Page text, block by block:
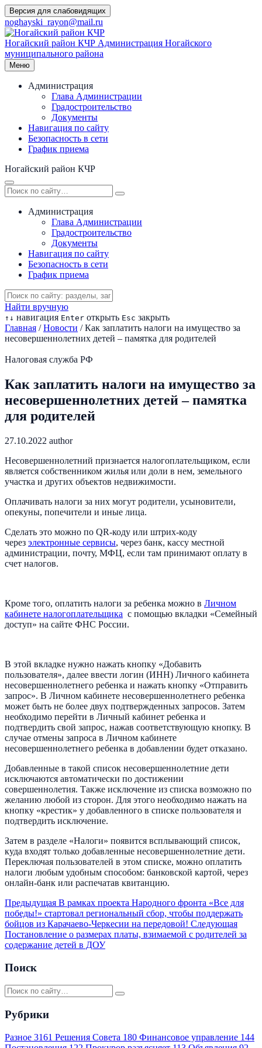
Перейти
к
содержимому
Версия для слабовидящих
noghayski_rayon@mail.ru
Ногайский район КЧР Администрация Ногайского
муниципального района
Меню
Администрация
Глава Администрации
Градостроительство
Документы
Навигация по сайту
Безопасность в сети
График приема
Ногайский район КЧР
Администрация
Глава Администрации
Градостроительство
Документы
Навигация по сайту
Безопасность в сети
График приема
Найти вручную
↑ ↓ навигация Enter открыть Esc закрыть
Главная / Новости / Как заплатить налоги на имущество за
несовершеннолетних детей – памятка для родителей
Налоговая служба РФ
Как заплатить налоги на имущество за
несовершеннолетних детей – памятка
для родителей
27.10.2022 author
Несовершеннолетний признается налогоплательщиком, если
является собственником жилья или доли в нем, земельного
участка и других объектов недвижимости.
Оплачивать налоги за них могут родители, усыновители,
опекуны, попечители и иные лица.
Сделать это можно по QR-коду или штрих-коду
через электронные сервисы, через банк, кассу местной
администрации, почту, МФЦ, если там принимают оплату в
счет налогов.
Кроме того, оплатить налоги за ребенка можно в Личном
кабинете налогоплательщика с помощью вкладки «Семейный
доступ» на сайте ФНС России.
В этой вкладке нужно нажать кнопку «Добавить
пользователя», далее ввести логин (ИНН) Личного кабинета
несовершеннолетнего ребенка и нажать кнопку «Отправить
запрос». В Личном кабинете несовершеннолетнего ребенка
может быть не более двух подтвержденных запросов. Затем
необходимо перейти в Личный кабинет ребенка и
подтвердить свой запрос, нажав соответствующую кнопку. В
случае отмены запроса в Личном кабинете
несовершеннолетнего ребенка в добавлении будет отказано.
Добавленные в такой список несовершеннолетние дети
исключаются автоматически по достижении
совершеннолетия. Также исключение из списка возможно по
желанию любой из сторон. Для этого необходимо нажать на
кнопку «крестик» у добавленного в списке пользователя и
подтвердить исключение.
Затем в разделе «Налоги» появится всплывающий список,
куда входят только добавленные несовершеннолетние дети.
Переключая пользователей в этом списке, можно оплатить
налоги любым удобным способом: банковской картой, через
онлайн-банк или распечатав квитанцию.
Предыдущая В рамках проекта Народного фронта «Все для
победы!» стартовал региональный сбор, чтобы поддержать
бойцов из Карачаево-Черкесии на передовой! Следующая
Постановление о размерах платы, взимаемой с родителей за
содержание детей в ДОУ
Поиск
Рубрики
Разное 3161 Решения Совета 180 Финансовое управление 144